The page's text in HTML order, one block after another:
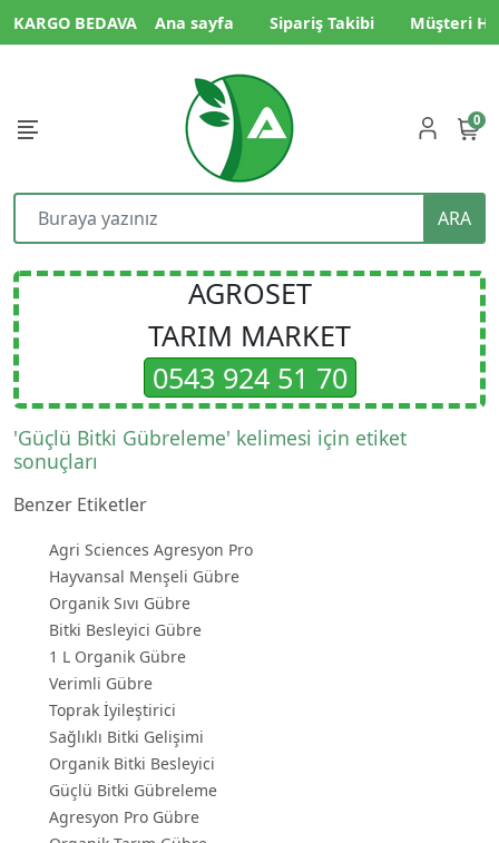
KARGO BEDAVA Ana sayfa Sipariş Takibi Müşteri
ARA
0
AGROSET
TARIM MARKET
0543 924 51 70
'Güçlü Bitki Gübreleme' kelimesi için etiket
sonuçları
Benzer Etiketler
Agri Sciences Agresyon Pro
Hayvansal Menşeli Gübre
Organik Sıvı Gübre
Bitki Besleyici Gübre
1 L Organik Gübre
Verimli Gübre
Toprak İyileştirici
Sağlıklı Bitki Gelişimi
Organik Bitki Besleyici
Güçlü Bitki Gübreleme
Agresyon Pro Gübre